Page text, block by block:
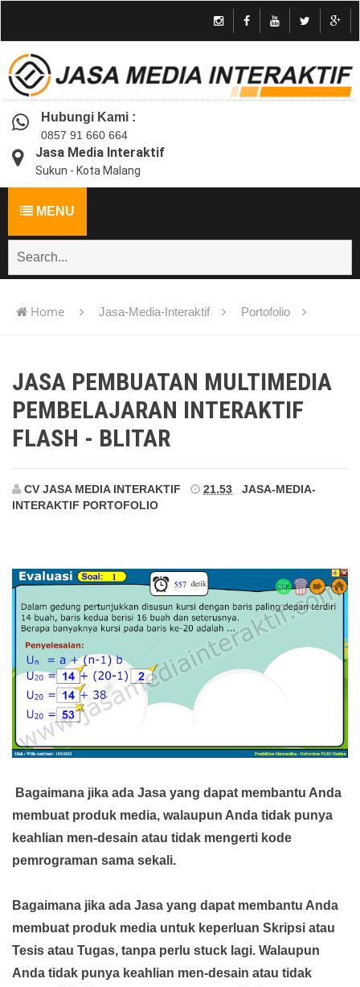
Hubungi Kami :
0857 91 660 664
Jasa Media Interaktif
Sukun - Kota Malang
MENU
Home Jasa-Media-Interaktif Portofolio
JASA PEMBUATAN MULTIMEDIA
PEMBELAJARAN INTERAKTIF
FLASH - BLITAR
CV JASA MEDIA INTERAKTIF 21.53
JASA-MEDIA-
INTERAKTIF PORTOFOLIO
Bagaimana jika ada Jasa yang dapat membantu Anda
membuat produk media, walaupun Anda tidak punya
keahlian men-desain atau tidak mengerti kode
pemrograman sama sekali.
Bagaimana jika ada Jasa yang dapat membantu Anda
membuat produk media untuk keperluan Skripsi atau
Tesis atau Tugas, tanpa perlu stuck lagi. Walaupun
Anda tidak punya keahlian men-desain atau tidak